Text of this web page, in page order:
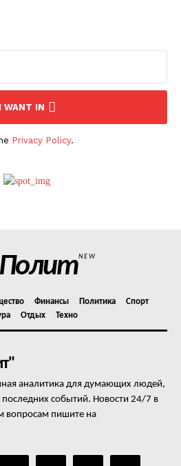
I WANT IN
Privacy Policy.
NEW
Финансы Политика
Спорт
Отдых Техно
аналитика для думающих людей,
последних событий. Новости 24/7 в
вопросам пишите на